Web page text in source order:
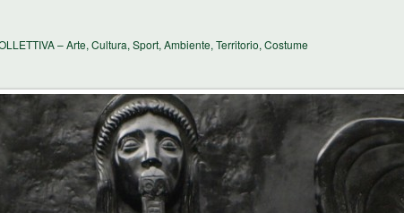
– Arte, Cultura, Sport, Ambiente, Territorio, Costume